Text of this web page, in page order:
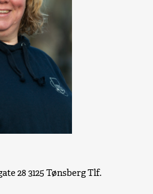
28 3125 Tønsberg Tlf.